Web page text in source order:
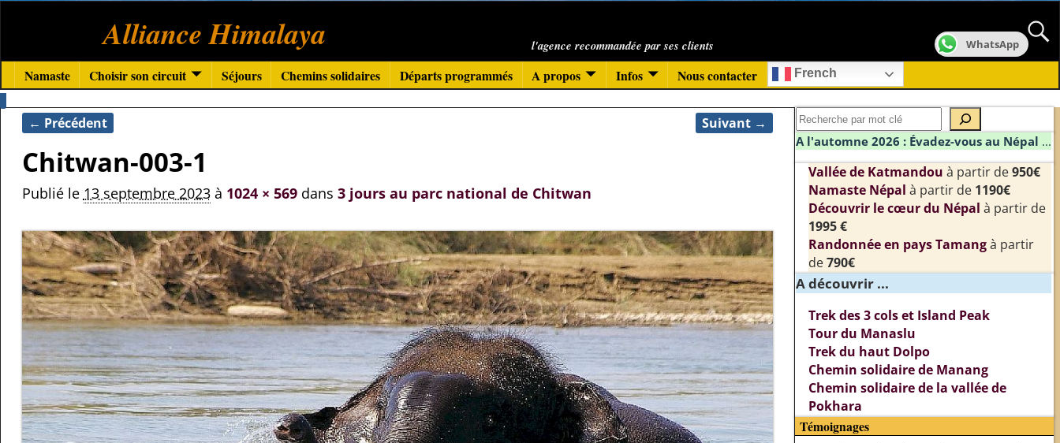
Alliance Himalaya l'agence recommandée par ses clients
Namaste Choisir son circuit Séjours Chemins solidaires Départs programmés A propos Infos Nous contacter French
Navigation des images
← Précédent Suivant →
Chitwan-003-1
Publié le 13 septembre 2023à 1024 × 569dans 3 jours au parc national de Chitwan
A l'automne 2026 : Évadez-vous au Népal ...
Vallée de Katmandou à partir de950€
Namaste Népal à partir de 1190€
Découvrir le cœur du Népal à partir de
1995 €
Randonnée en pays Tamangà partir
de790€
A découvrir ...
Trek des 3 cols et Island Peak
Tour du Manaslu
Trek du haut Dolpo
Chemin solidaire de Manang
Chemin solidaire de la vallée de
Pokhara
Témoignages
WhatsApp